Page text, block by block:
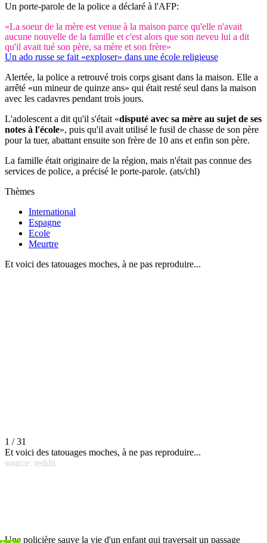
Un porte-parole de la police a déclaré à l'AFP:
«La soeur de la mère est venue à la maison parce qu'elle n'avait
aucune nouvelle de la famille et c'est alors que son neveu lui a dit
qu'il avait tué son père, sa mère et son frère»
Un ado russe se fait «exploser» dans une école religieuse
Alertée, la police a retrouvé trois corps gisant dans la maison. Elle a
arrêté «un mineur de quinze ans» qui était resté seul dans la maison
avec les cadavres pendant trois jours.
L'adolescent a dit qu'il s'était «disputé avec sa mère au sujet de ses
notes à l'école», puis qu'il avait utilisé le fusil de chasse de son père
pour la tuer, abattant ensuite son frère de 10 ans et enfin son père.
La famille était originaire de la région, mais n'était pas connue des
services de police, a précisé le porte-parole. (ats/chl)
Thèmes
International
Espagne
Ecole
Meurtre
Et voici des tatouages moches, à ne pas reproduire...
1 / 31
Et voici des tatouages moches, à ne pas reproduire...
source: reddit
Une policière sauve la vie d'un enfant qui traversait un passage